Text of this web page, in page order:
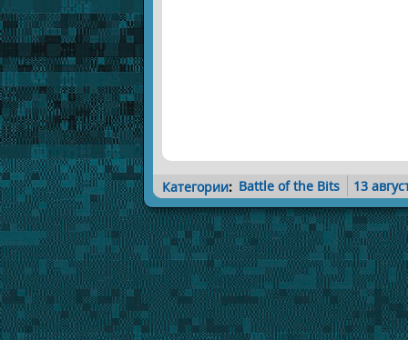
Категории: Battle of the Bits 13